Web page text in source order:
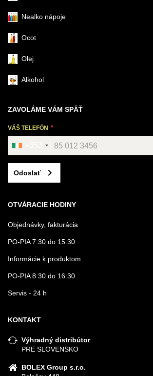
Nealko nápoje
Ocot
Olej
Alkohol
ZAVOLÁME VÁM SPÄŤ
VÁŠ TELEFÓN
Odoslať
OTVÁRACIE HODINY
Objednávky, fakturácia
PO-PIA 7:30 do 15:30
Informácie k produktom
PO-PIA 8:30 do 16:30
Servis - 24 h
KONTAKT
Výhradný distribútor
PRE SLOVENSKO
BOLEX Group s.r.o.